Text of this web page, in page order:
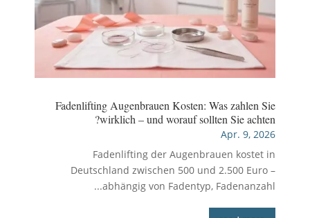
Fadenlifting Augenbrauen Kosten: Was zahlen Sie
wirklich – und worauf sollten Sie achten?
Apr. 9, 2026
Fadenlifting der Augenbrauen kostet in
Deutschland zwischen 500 und 2.500 Euro –
abhängig von Fadentyp, Fadenanzahl...